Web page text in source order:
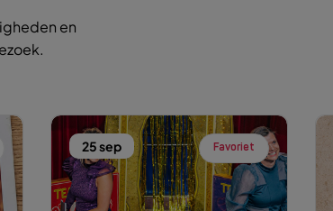
en
25 sep Favoriet